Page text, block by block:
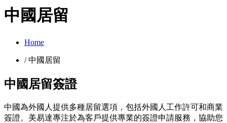
中國居留
Home
/ 中國居留
中國居留簽證
中國為外國人提供多種居留選項，包括外國人工作許可和商業
簽證。美易達專注於為客戶提供專業的簽證申請服務，協助您